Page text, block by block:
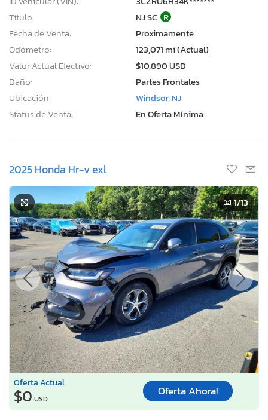
Título:
NJ SC R
Fecha de Venta:
Proximamente
Odómetro:
123,071 mi (Actual)
Valor Actual Efectivo:
$10,890 USD
Daño:
Partes Frontales
Ubicación:
Windsor, NJ
Status de Venta:
En Oferta Mínima
2025 Honda Hr-v exl
1/13
Oferta Actual
$0 USD
Oferta Ahora!